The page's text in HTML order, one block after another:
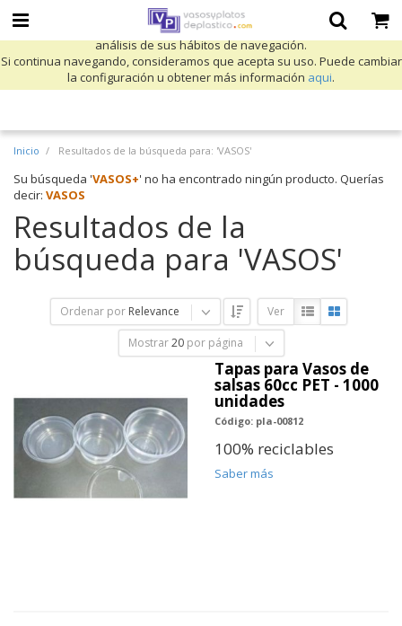
Utilizamos cookies propias y de terceros para mejorar nuestros servicios
y mostrarle publicidad relacionada con sus preferencias mediante el
análisis de sus hábitos de navegación.
Si continua navegando, consideramos que acepta su uso. Puede cambiar
la configuración u obtener más información aqui.
Inicio Resultados de la búsqueda para: 'VASOS'
Su búsqueda 'VASOS+' no ha encontrado ningún producto. Querías
decir: VASOS
Resultados de la
búsqueda para 'VASOS'
Ordenar por Relevance Ver
Mostrar 20 por página
Tapas para Vasos de
salsas 60cc PET - 1000
unidades
Código: pla-00812
100% reciclables
Saber más